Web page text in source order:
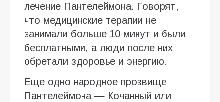
лечение Пантелеймона. Говорят,
что медицинские терапии не
занимали больше 10 минут и были
бесплатными, а люди после них
обретали здоровье и энергию.
Еще одно народное прозвище
Пантелеймона — Кочанный или